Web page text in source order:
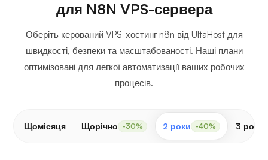
для N8N VPS-сервера
Оберіть керований VPS-хостинг n8n від UltaHost для
швидкості, безпеки та масштабованості. Наші плани
оптимізовані для легкої автоматизації ваших робочих
процесів.
Щомісяця Щорічно -30% 2 роки -40% 3 роки